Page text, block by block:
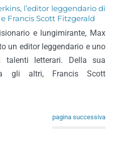
l’editor leggendario di
Francis Scott Fitzgerald
e lungimirante, Max
un editor leggendario e uno
talenti letterari. Della sua
gli altri, Francis Scott
pagina successiva